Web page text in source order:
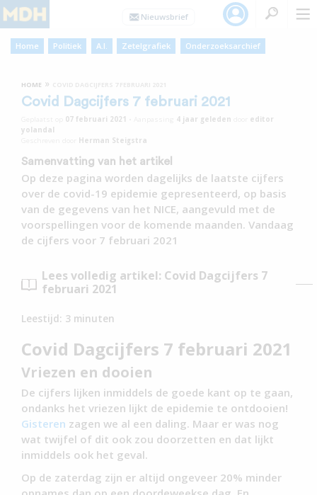
Home Politiek A.I. Zetelgrafiek Onderzoeksarchief
HOME »
Covid Dagcijfers 7 februari 2021
07 februari 2021 4 jaar geleden
editor
yolandal
Herman Steigstra
Samenvatting van het artikel
Op deze pagina worden dagelijks de laatste cijfers
over de covid-19 epidemie gepresenteerd, op basis
van de gegevens van het NICE, aangevuld met de
voorspellingen voor de komende maanden. Vandaag
de cijfers voor 7 februari 2021
Lees volledig artikel: Covid Dagcijfers 7
februari 2021
Leestijd: 3 minuten
Covid Dagcijfers 7 februari 2021
Vriezen en dooien
De cijfers lijken inmiddels de goede kant op te gaan,
ondanks het vriezen lijkt de epidemie te ontdooien!
Gisteren zagen we al een daling. Maar er was nog
wat twijfel of dit ook zou doorzetten en dat lijkt
inmiddels ook het geval.
Op de zaterdag zijn er altijd ongeveer 20% minder